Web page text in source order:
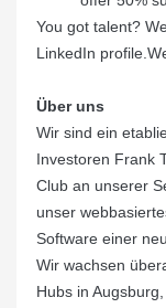
You got talent?
LinkedIn
Über uns
Wir sind ein
Investoren Frank
Club an unserer
unser
Software einer
Wir wachsen
Hubs in